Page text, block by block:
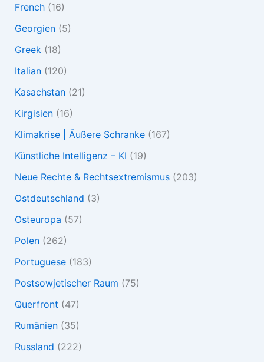
French(16)
Georgien(5)
Greek (18)
Italian(120)
Kasachstan(21)
Kirgisien(16)
Klimakrise | Äußere Schranke(167)
Künstliche Intelligenz – KI (19)
Neue Rechte & Rechtsextremismus(203)
Ostdeutschland (3)
Osteuropa (57)
Polen(262)
Portuguese(183)
Postsowjetischer Raum (75)
Querfront (47)
Rumänien(35)
Russland (222)